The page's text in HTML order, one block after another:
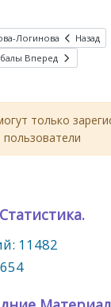
Логинова
Назад
Вперед
только
пользователи
Статистика.
11482